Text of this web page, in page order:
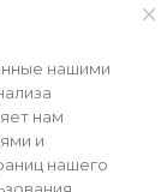
нашими
нам
и
нашего